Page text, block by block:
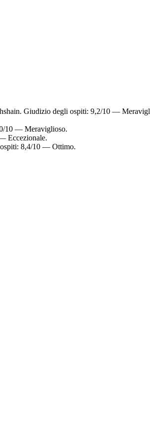
Giudizio degli ospiti: 9,2/10 —
10 — Meraviglioso.
Eccezionale.
8,4/10 — Ottimo.